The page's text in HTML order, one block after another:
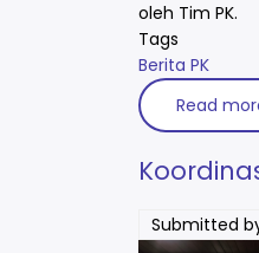
oleh Tim PK.
Tags
Berita PK
Read
Submitted